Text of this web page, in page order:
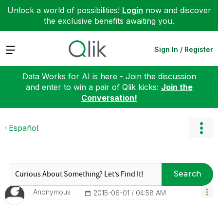
Unlock a world of possibilities! Login now and discover
the exclusive benefits awaiting you.
Expand Sign In / Register
Data Works for AI is here - Join the discussion
and enter to win a pair of Qlik kicks: Join the
Conversation!
Español
Search
Anonymous ‎2015-06-01 04:58 AM